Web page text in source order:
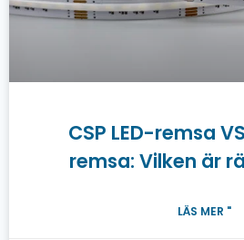
CSP LED-remsa
remsa: Vilken är
LÄS MER "